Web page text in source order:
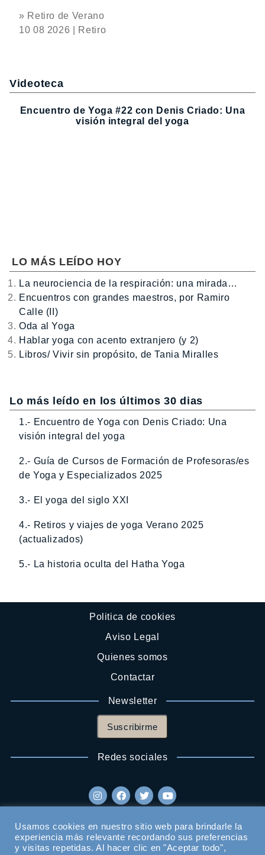
» Retiro de Verano
10 08 2026 | Retiro
Videoteca
Encuentro de Yoga #22 con Denis Criado: Una
visión integral del yoga
LO MÁS LEÍDO HOY
La neurociencia de la respiración: una mirada…
Encuentros con grandes maestros, por Ramiro
Calle (II)
Oda al Yoga
Hablar yoga con acento extranjero (y 2)
Libros/ Vivir sin propósito, de Tania Miralles
Lo más leído en los últimos 30 dias
1.- Encuentro de Yoga con Denis Criado: Una
visión integral del yoga
2.- Guía de Cursos de Formación de Profesoras/es
de Yoga y Especializados 2025
3.- El yoga del siglo XXI
4.- Retiros y viajes de yoga Verano 2025
(actualizados)
5.- La historia oculta del Hatha Yoga
Politica de cookies
Aviso Legal
Quienes somos
Contactar
Newsletter
Suscribirme
Redes sociales
Usamos cookies en nuestro sitio web para brindarle la
experiencia más relevante recordando sus preferencias
y visitas repetidas. Al hacer clic en "Aceptar todo",